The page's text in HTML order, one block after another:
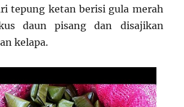
tepung ketan berisi gula merah
daun pisang dan disajikan
kelapa.